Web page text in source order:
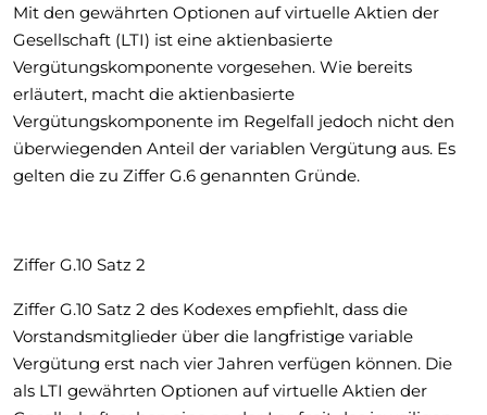
Mit den gewährten Optionen auf virtuelle Aktien der
Gesellschaft (LTI) ist eine aktienbasierte
Vergütungskomponente vorgesehen. Wie bereits
erläutert, macht die aktienbasierte
Vergütungskomponente im Regelfall jedoch nicht den
überwiegenden Anteil der variablen Vergütung aus. Es
gelten die zu Ziffer G.6 genannten Gründe.
Ziffer G.10 Satz 2
Ziffer G.10 Satz 2 des Kodexes empfiehlt, dass die
Vorstandsmitglieder über die langfristige variable
Vergütung erst nach vier Jahren verfügen können. Die
als LTI gewährten Optionen auf virtuelle Aktien der